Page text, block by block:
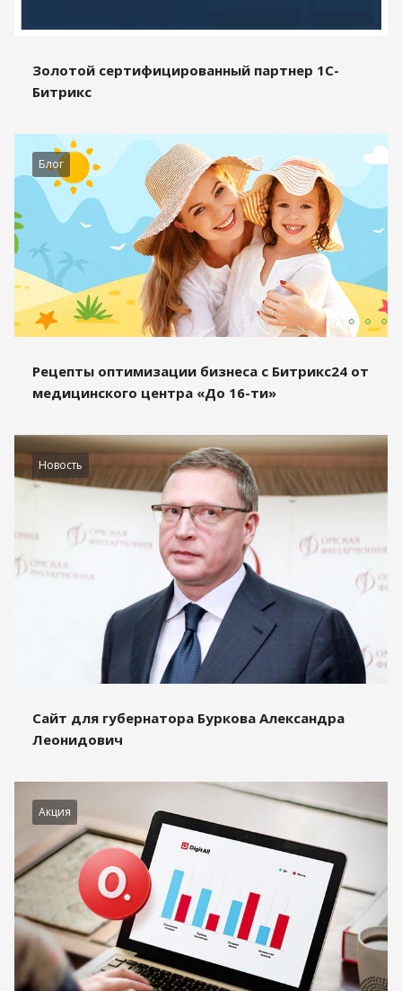
Золотой сертифицированный партнер 1С-
Битрикс
Блог
Рецепты оптимизации бизнеса с Битрикс24 от
медицинского центра «До 16-ти»
Новость
Сайт для губернатора Буркова Александра
Леонидович
Акция